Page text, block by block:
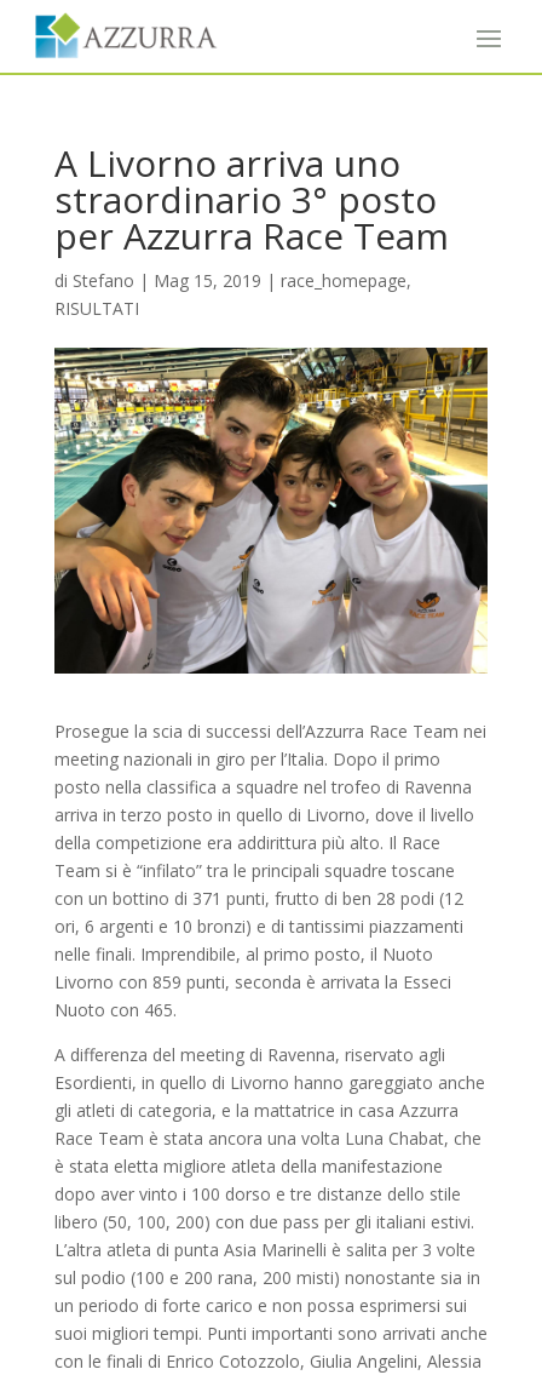
A Livorno arriva uno
straordinario 3° posto
per Azzurra Race Team
di Stefano | Mag 15, 2019 | race_homepage,
RISULTATI
Prosegue la scia di successi dell’Azzurra Race Team nei
meeting nazionali in giro per l’Italia. Dopo il primo
posto nella classifica a squadre nel trofeo di Ravenna
arriva in terzo posto in quello di Livorno, dove il livello
della competizione era addirittura più alto. Il Race
Team si è “infilato” tra le principali squadre toscane
con un bottino di 371 punti, frutto di ben 28 podi (12
ori, 6 argenti e 10 bronzi) e di tantissimi piazzamenti
nelle finali. Imprendibile, al primo posto, il Nuoto
Livorno con 859 punti, seconda è arrivata la Esseci
Nuoto con 465.
A differenza del meeting di Ravenna, riservato agli
Esordienti, in quello di Livorno hanno gareggiato anche
gli atleti di categoria, e la mattatrice in casa Azzurra
Race Team è stata ancora una volta Luna Chabat, che
è stata eletta migliore atleta della manifestazione
dopo aver vinto i 100 dorso e tre distanze dello stile
libero (50, 100, 200) con due pass per gli italiani estivi.
L’altra atleta di punta Asia Marinelli è salita per 3 volte
sul podio (100 e 200 rana, 200 misti) nonostante sia in
un periodo di forte carico e non possa esprimersi sui
suoi migliori tempi. Punti importanti sono arrivati anche
con le finali di Enrico Cotozzolo, Giulia Angelini, Alessia